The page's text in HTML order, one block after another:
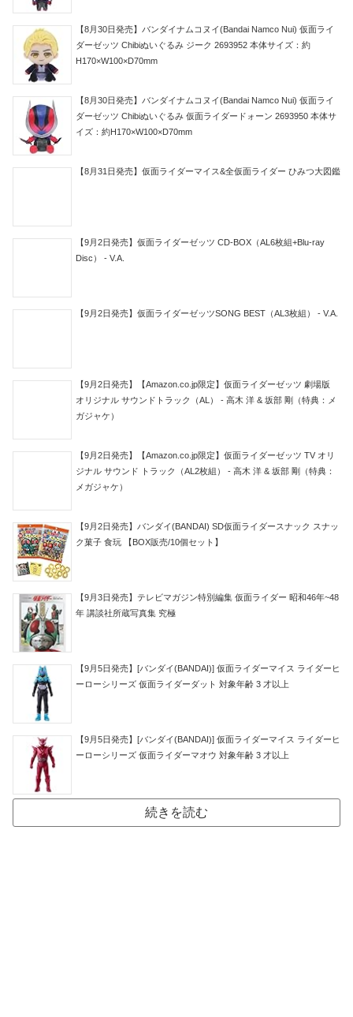
【8月30日発売】バンダイナムコヌイ(Bandai Namco Nui) 仮面ライ
ダーゼッツ Chibiぬいぐるみ ジーク 2693952 本体サイズ：約
H170×W100×D70mm
【8月30日発売】バンダイナムコヌイ(Bandai Namco Nui) 仮面ライ
ダーゼッツ Chibiぬいぐるみ 仮面ライダードォーン 2693950 本体サ
イズ：約H170×W100×D70mm
【8月31日発売】仮面ライダーマイス&全仮面ライダー ひみつ大図鑑
【9月2日発売】仮面ライダーゼッツ CD-BOX（AL6枚組+Blu-ray
Disc） - V.A.
【9月2日発売】仮面ライダーゼッツSONG BEST（AL3枚組） - V.A.
【9月2日発売】【Amazon.co.jp限定】仮面ライダーゼッツ 劇場版
オリジナル サウンドトラック（AL） - 高木 洋 & 坂部 剛（特典：メ
ガジャケ）
【9月2日発売】【Amazon.co.jp限定】仮面ライダーゼッツ TV オリ
ジナル サウンド トラック（AL2枚組） - 高木 洋 & 坂部 剛（特典：
メガジャケ）
【9月2日発売】バンダイ(BANDAI) SD仮面ライダースナック スナッ
ク菓子 食玩 【BOX販売/10個セット】
【9月3日発売】テレビマガジン特別編集 仮面ライダー 昭和46年~48
年 講談社所蔵写真集 究極
【9月5日発売】[バンダイ(BANDAI)] 仮面ライダーマイス ライダーヒ
ーローシリーズ 仮面ライダーダット 対象年齢 3 才以上
【9月5日発売】[バンダイ(BANDAI)] 仮面ライダーマイス ライダーヒ
ーローシリーズ 仮面ライダーマオウ 対象年齢 3 才以上
続きを読む